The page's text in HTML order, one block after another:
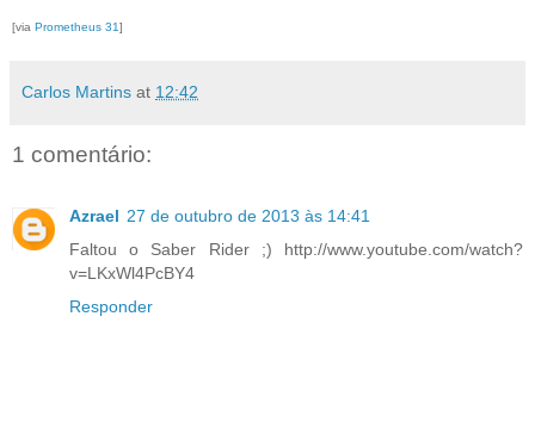
[via Prometheus 31]
Carlos Martins at 12:42
1 comentário:
Azrael 27 de outubro de 2013 às 14:41
Faltou o Saber Rider ;) http://www.youtube.com/watch?
v=LKxWl4PcBY4
Responder